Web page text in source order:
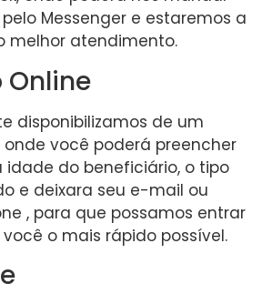
Messenger e estaremos a
melhor atendimento.
Online
disponibilizamos de um
onde você poderá preencher
do beneficiário, o tipo
e deixara seu e-mail ou
, para que possamos entrar
o mais rápido possível.